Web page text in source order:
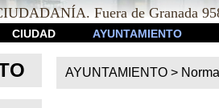
Fuera de Granada
CIUDAD AYUNTAMIENTO
AYUNTAMIENTO >